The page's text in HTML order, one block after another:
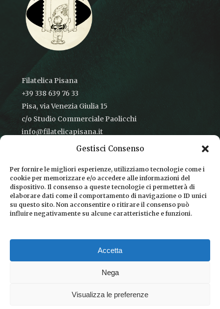
Gestisci Consenso
Per fornire le migliori esperienze, utilizziamo tecnologie come i
cookie per memorizzare e/o accedere alle informazioni del
dispositivo. Il consenso a queste tecnologie ci permetterà di
elaborare dati come il comportamento di navigazione o ID unici
su questo sito. Non acconsentire o ritirare il consenso può
influire negativamente su alcune caratteristiche e funzioni.
Accetta
Nega
Visualizza le preferenze
Filatelica Pisana
+39 338 639 76 33
Pisa, via Venezia Giulia 15
c/o Studio Commerciale Paolicchi
info@filatelicapisana.it
CONDIZIONI DI VENDITA
INFORMATIVA SULLA PRIVACY
COOKIE POLICY